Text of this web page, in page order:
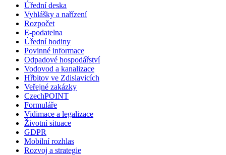
Úřední deska
Vyhlášky a nařízení
Rozpočet
E-podatelna
Úřední hodiny
Povinné informace
Odpadové hospodářství
Vodovod a kanalizace
Hřbitov ve Zdislavicích
Veřejné zakázky
CzechPOINT
Formuláře
Vidimace a legalizace
Životní situace
GDPR
Mobilní rozhlas
Rozvoj a strategie